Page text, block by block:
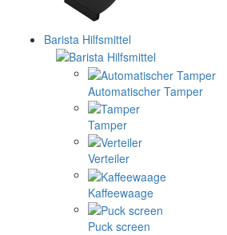
Barista Hilfsmittel
Automatischer Tamper
Tamper
Verteiler
Kaffeewaage
Puck screen